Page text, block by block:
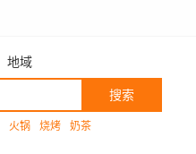
地域
搜索
火锅 烧烤 奶茶